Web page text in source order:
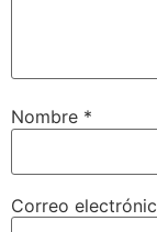
Nombre *
Correo